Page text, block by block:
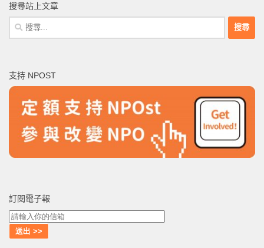
搜尋站上文章
搜
尋
字:
支持 NPOST
訂閱電子報